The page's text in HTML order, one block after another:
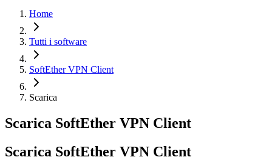
Home
Tutti i software
SoftEther VPN Client
Scarica
Scarica SoftEther VPN Client
Scarica SoftEther VPN Client